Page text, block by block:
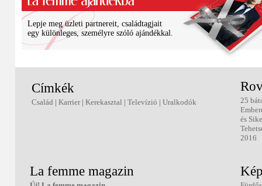
Lepje meg üzleti partnereit, családtagjait
egy különleges, személyre szóló ajándékkal.
Címkék
Család | Karrier| Kerekasztal | Televízió | Uralkodók
25
és
2016
La femme magazin